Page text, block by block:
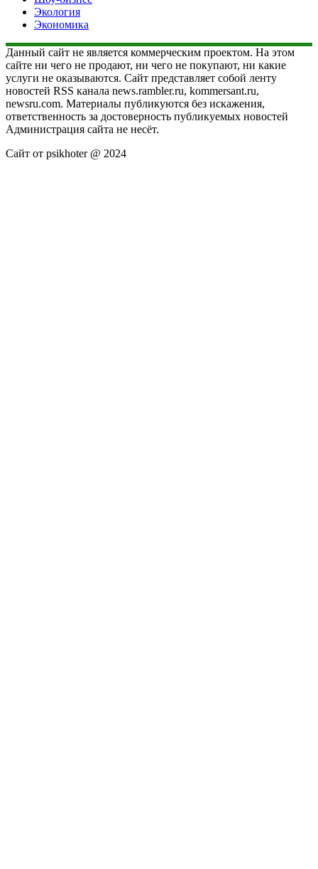
Экология
Экономика
Данный сайт не является коммерческим проектом. На этом
сайте ни чего не продают, ни чего не покупают, ни какие
услуги не оказываются. Сайт представляет собой ленту
новостей RSS канала news.rambler.ru, kommersant.ru,
newsru.com. Материалы публикуются без искажения,
ответственность за достоверность публикуемых новостей
Администрация сайта не несёт.
Сайт от psikhoter @ 2024